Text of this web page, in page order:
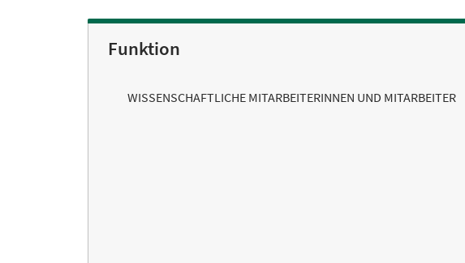
Funktion
WISSENSCHAFTLICHE MITARBEITERINNEN UND MITARBEITER